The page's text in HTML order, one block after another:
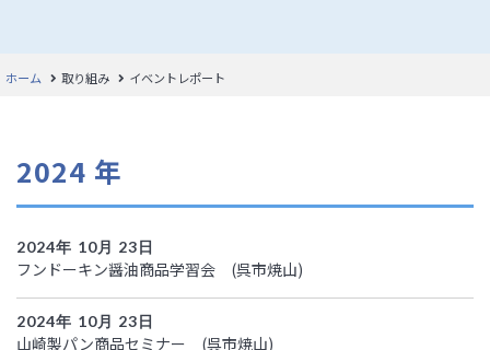
ホーム 取り組み イベントレポート
2024 年
2024年 10月 23日
フンドーキン醤油商品学習会 (呉市焼山)
2024年 10月 23日
山崎製パン商品セミナー (呉市焼山)